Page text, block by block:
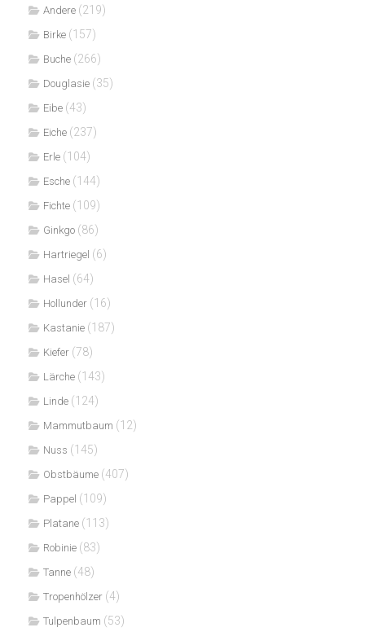
Andere (219)
Birke (157)
Buche (266)
Douglasie (35)
Eibe (43)
Eiche (237)
Erle (104)
Esche (144)
Fichte (109)
Ginkgo (86)
Hartriegel (6)
Hasel (64)
Hollunder (16)
Kastanie (187)
Kiefer (78)
Lärche (143)
Linde (124)
Mammutbaum (12)
Nuss (145)
Obstbäume (407)
Pappel (109)
Platane (113)
Robinie (83)
Tanne (48)
Tropenhölzer (4)
Tulpenbaum (53)